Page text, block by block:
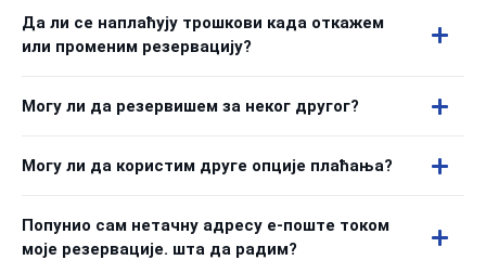
Да ли се наплаћују трошкови када откажем
или променим резервацију?
Могу ли да резервишем за неког другог?
Могу ли да користим друге опције плаћања?
Попунио сам нетачну адресу е-поште током
моје резервације. шта да радим?